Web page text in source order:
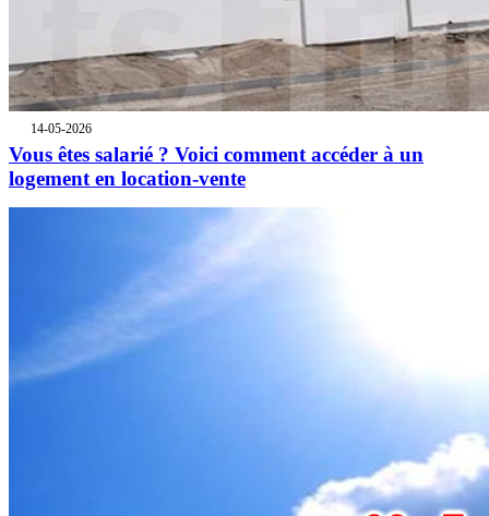
14-05-2026
Vous êtes salarié ? Voici comment accéder à un
logement en location-vente